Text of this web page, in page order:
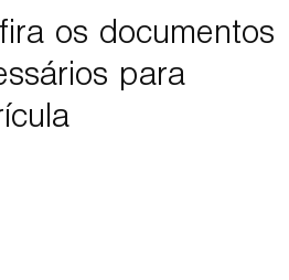
os documentos
para